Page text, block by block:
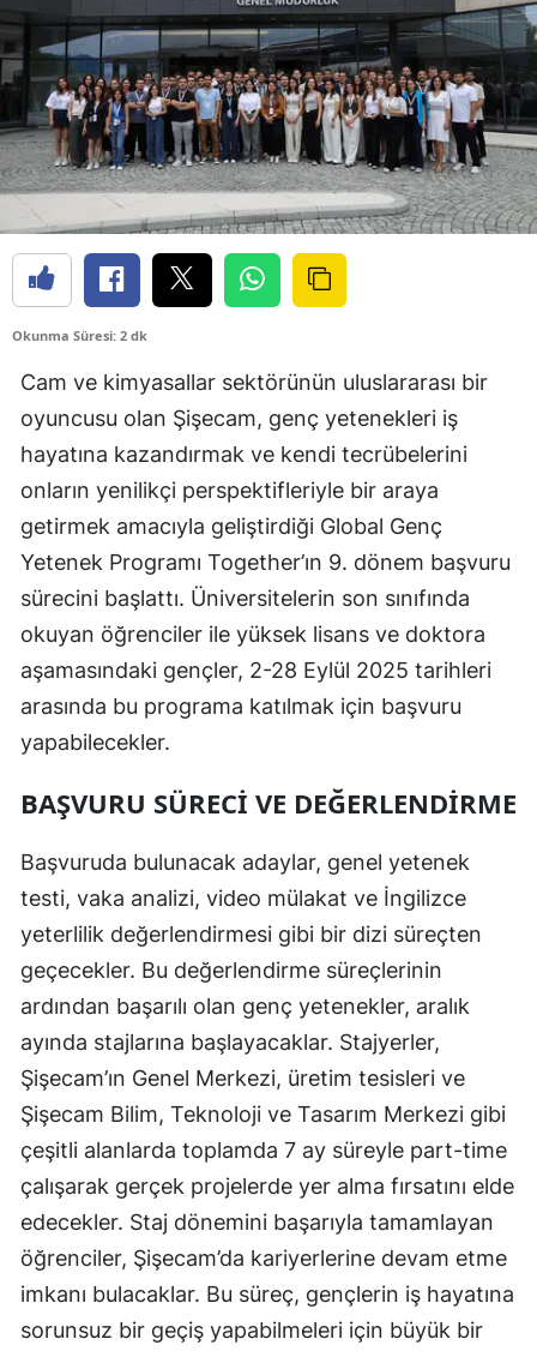
Okunma Süresi: 2 dk
Cam ve kimyasallar sektörünün uluslararası bir
oyuncusu olan Şişecam, genç yetenekleri iş
hayatına kazandırmak ve kendi tecrübelerini
onların yenilikçi perspektifleriyle bir araya
getirmek amacıyla geliştirdiği Global Genç
Yetenek Programı Together’ın 9. dönem başvuru
sürecini başlattı. Üniversitelerin son sınıfında
okuyan öğrenciler ile yüksek lisans ve doktora
aşamasındaki gençler, 2-28 Eylül 2025 tarihleri
arasında bu programa katılmak için başvuru
yapabilecekler.
BAŞVURU SÜRECI VE DEĞERLENDIRME
Başvuruda bulunacak adaylar, genel yetenek
testi, vaka analizi, video mülakat ve İngilizce
yeterlilik değerlendirmesi gibi bir dizi süreçten
geçecekler. Bu değerlendirme süreçlerinin
ardından başarılı olan genç yetenekler, aralık
ayında stajlarına başlayacaklar. Stajyerler,
Şişecam’ın Genel Merkezi, üretim tesisleri ve
Şişecam Bilim, Teknoloji ve Tasarım Merkezi gibi
çeşitli alanlarda toplamda 7 ay süreyle part-time
çalışarak gerçek projelerde yer alma fırsatını elde
edecekler. Staj dönemini başarıyla tamamlayan
öğrenciler, Şişecam’da kariyerlerine devam etme
imkanı bulacaklar. Bu süreç, gençlerin iş hayatına
sorunsuz bir geçiş yapabilmeleri için büyük bir